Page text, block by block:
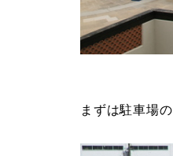
まずは駐車場